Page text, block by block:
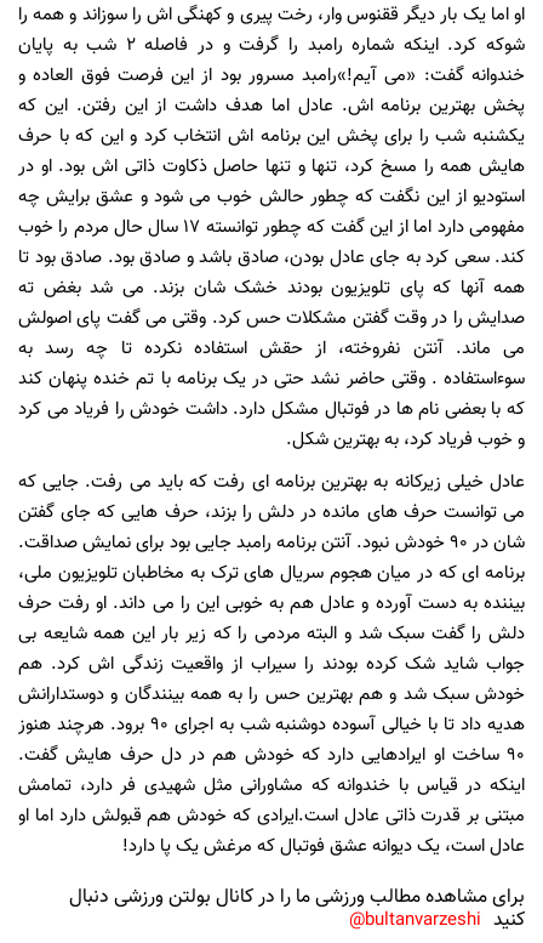
او اما یک بار دیگر ققنوس وار، رخت پیری و کهنگی اش را سوزاند و همه را
شوکه کرد. اینکه شماره رامبد را گرفت و در فاصله 2 شب به پایان
خندوانه گفت: «می آیم!»رامبد مسرور بود از این فرصت فوق العاده و
پخش بهترین برنامه اش. عادل اما هدف داشت از این رفتن. این که
یکشنبه شب را برای پخش این برنامه اش انتخاب کرد و این که با حرف
هایش همه را مسخ کرد، تنها و تنها حاصل ذکاوت ذاتی اش بود. او در
استودیو از این نگفت که چطور حالش خوب می شود و عشق برایش چه
مفهومی دارد اما از این گفت که چطور توانسته 17 سال حال مردم را خوب
کند. سعی کرد به جای عادل بودن، صادق باشد و صادق بود. صادق بود تا
همه آنها که پای تلویزیون بودند خشک شان بزند. می شد بغض ته
صدایش را در وقت گفتن مشکلات حس کرد. وقتی می گفت پای اصولش
می ماند. آنتن نفروخته، از حقش استفاده نکرده تا چه رسد به
سوءاستفاده . وقتی حاضر نشد حتی در یک برنامه با تم خنده پنهان کند
که با بعضی نام ها در فوتبال مشکل دارد. داشت خودش را فریاد می کرد
و خوب فریاد کرد، به بهترین شکل.
عادل خیلی زیرکانه به بهترین برنامه ای رفت که باید می رفت. جایی که
می توانست حرف های مانده در دلش را بزند، حرف هایی که جای گفتن
شان در 90 خودش نبود. آنتن برنامه رامبد جایی بود برای نمایش صداقت.
برنامه ای که در میان هجوم سریال های ترک به مخاطبان تلویزیون ملی،
بیننده به دست آورده و عادل هم به خوبی این را می داند. او رفت حرف
دلش را گفت سبک شد و البته مردمی را که زیر بار این همه شایعه بی
جواب شاید شک کرده بودند را سیراب از واقعیت زندگی اش کرد. هم
خودش سبک شد و هم بهترین حس را به همه بینندگان و دوستدارانش
هدیه داد تا با خیالی آسوده دوشنبه شب به اجرای 90 برود. هرچند هنوز
90 ساخت او ایرادهایی دارد که خودش هم در دل حرف هایش گفت.
اینکه در قیاس با خندوانه که مشاورانی مثل شهیدی فر دارد، تمامش
مبتنی بر قدرت ذاتی عادل است.ایرادی که خودش هم قبولش دارد اما او
عادل است، یک دیوانه عشق فوتبال که مرغش یک پا دارد!
برای مشاهده مطالب ورزشی ما را در کانال بولتن ورزشی دنبال
کنید bultanvarzeshi@